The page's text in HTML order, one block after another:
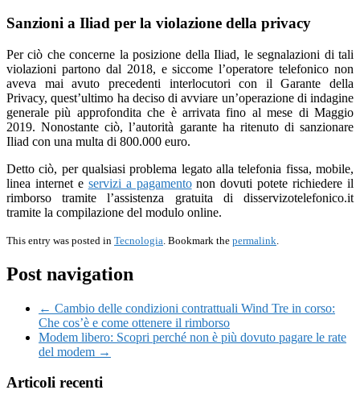
Sanzioni a Iliad per la violazione della privacy
Per ciò che concerne la posizione della Iliad, le segnalazioni di tali
violazioni partono dal 2018, e siccome l’operatore telefonico non
aveva mai avuto precedenti interlocutori con il Garante della
Privacy, quest’ultimo ha deciso di avviare un’operazione di indagine
generale più approfondita che è arrivata fino al mese di Maggio
2019. Nonostante ciò, l’autorità garante ha ritenuto di sanzionare
Iliad con una multa di 800.000 euro.
Detto ciò, per qualsiasi problema legato alla telefonia fissa, mobile,
linea internet e servizi a pagamentonon dovuti potete richiedere il
rimborso tramite l’assistenza gratuita di disservizotelefonico.it
tramite la compilazione del modulo online.
This entry was posted in Tecnologia . Bookmark the permalink
Post navigation
← Cambio delle condizioni contrattuali Wind Tre in corso:
Che cos’è e come ottenere il rimborso
Modem libero: Scopri perché non è più dovuto pagare le rate
del modem →
Articoli recenti